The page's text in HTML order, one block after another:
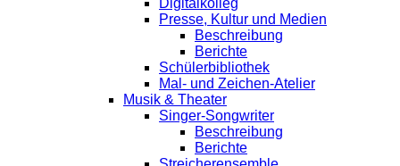
Digitalkolleg
Presse, Kultur und Medien
Beschreibung
Berichte
Schülerbibliothek
Mal- und Zeichen-Atelier
Musik & Theater
Singer-Songwriter
Beschreibung
Berichte